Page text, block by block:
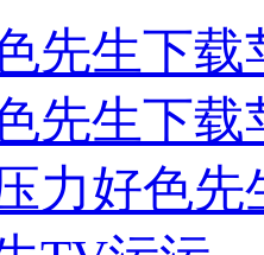
先生下
先生下
力好色